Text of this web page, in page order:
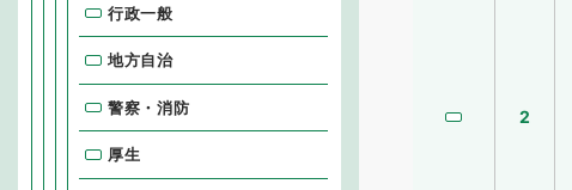
2
行政一般
地方自治
警察・消防
厚生